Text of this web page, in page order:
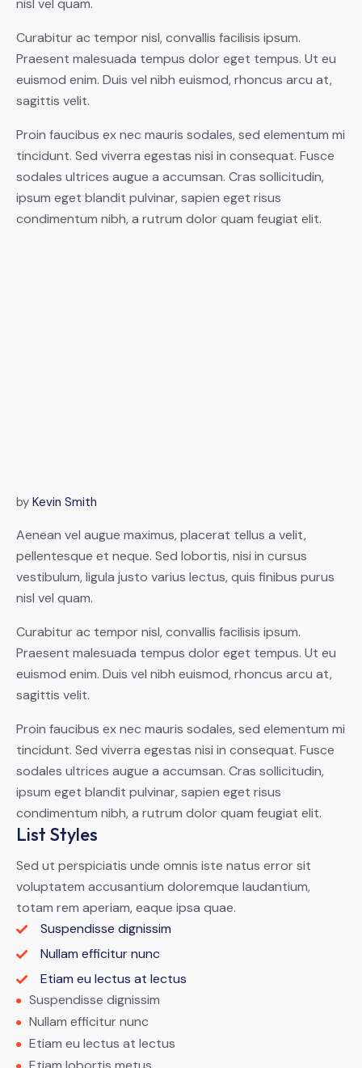
nisl vel quam.
Curabitur ac tempor nisl, convallis facilisis ipsum.
Praesent malesuada tempus dolor eget tempus. Ut eu
euismod enim. Duis vel nibh euismod, rhoncus arcu at,
sagittis velit.
Proin faucibus ex nec mauris sodales, sed elementum mi
tincidunt. Sed viverra egestas nisi in consequat. Fusce
sodales ultrices augue a accumsan. Cras sollicitudin,
ipsum eget blandit pulvinar, sapien eget risus
condimentum nibh, a rutrum dolor quam feugiat elit.
by Kevin Smith
Aenean vel augue maximus, placerat tellus a velit,
pellentesque et neque. Sed lobortis, nisi in cursus
vestibulum, ligula justo varius lectus, quis finibus purus
nisl vel quam.
Curabitur ac tempor nisl, convallis facilisis ipsum.
Praesent malesuada tempus dolor eget tempus. Ut eu
euismod enim. Duis vel nibh euismod, rhoncus arcu at,
sagittis velit.
Proin faucibus ex nec mauris sodales, sed elementum mi
tincidunt. Sed viverra egestas nisi in consequat. Fusce
sodales ultrices augue a accumsan. Cras sollicitudin,
ipsum eget blandit pulvinar, sapien eget risus
condimentum nibh, a rutrum dolor quam feugiat elit.
List Styles
Sed ut perspiciatis unde omnis iste natus error sit
voluptatem accusantium doloremque laudantium,
totam rem aperiam, eaque ipsa quae.
Suspendisse dignissim
Nullam efficitur nunc
Etiam eu lectus at lectus
Suspendisse dignissim
Nullam efficitur nunc
Etiam eu lectus at lectus